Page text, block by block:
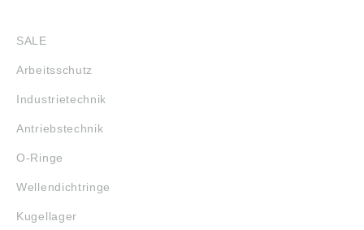
SALE
Arbeitsschutz
Industrietechnik
Antriebstechnik
O-Ringe
Wellendichtringe
Kugellager